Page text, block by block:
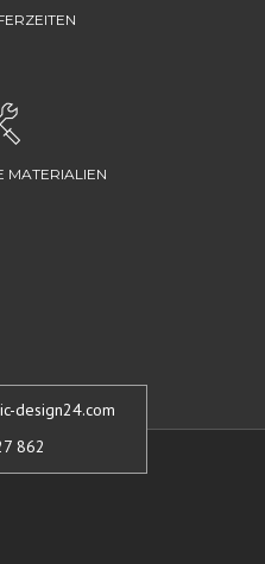
MATERIALIEN
design24.com
862